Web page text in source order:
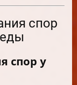
спор
спор у